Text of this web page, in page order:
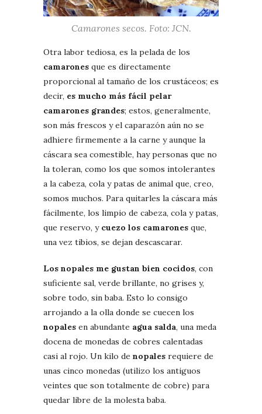
Camarones secos. Foto: JCN.
Otra labor tediosa, es la pelada de los
camarones que es directamente
proporcional al tamaño de los crustáceos; es
decir, es mucho más fácil pelar
camarones grandes; estos, generalmente,
son más frescos y el caparazón aún no se
adhiere firmemente a la carne y aunque la
cáscara sea comestible, hay personas que no
la toleran, como los que somos intolerantes
a la cabeza, cola y patas de animal que, creo,
somos muchos. Para quitarles la cáscara más
fácilmente, los limpio de cabeza, cola y patas,
que reservo, y cuezo los camarones que,
una vez tibios, se dejan descascarar.
Los nopales me gustan bien cocidos, con
suficiente sal, verde brillante, no grises y,
sobre todo, sin baba. Esto lo consigo
arrojando a la olla donde se cuecen los
nopales en abundante agua salda, una meda
docena de monedas de cobres calentadas
casi al rojo. Un kilo de nopales requiere de
unas cinco monedas (utilizo los antiguos
veintes que son totalmente de cobre) para
quedar libre de la molesta baba.